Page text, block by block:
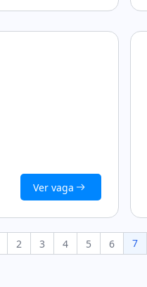
Ver vaga
2 3 4 5 6 7